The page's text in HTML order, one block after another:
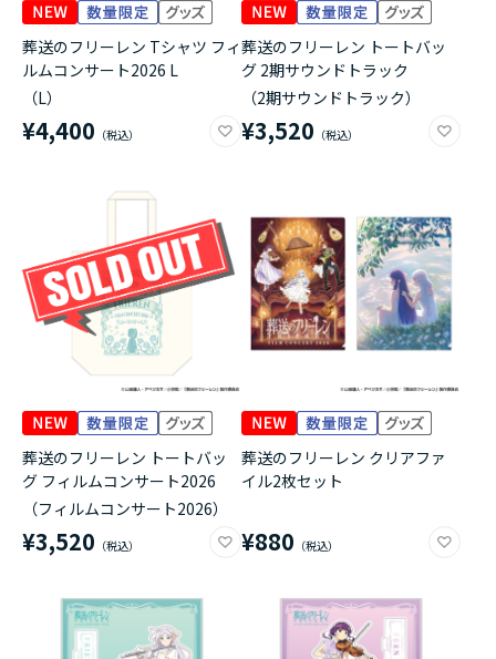
葬送のフリーレン Tシャツ フィ
ルムコンサート2026 L
（L）
¥4,400
葬送のフリーレン トートバッ
グ 2期サウンドトラック
（2期サウンドトラック）
¥3,520
葬送のフリーレン トートバッ
グ フィルムコンサート2026
（フィルムコンサート2026）
¥3,520
葬送のフリーレン クリアファ
イル2枚セット
¥880